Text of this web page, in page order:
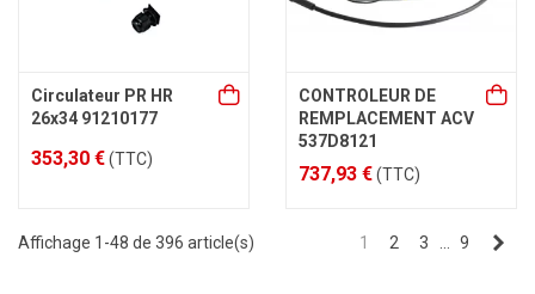
Circulateur PR HR
26x34 91210177
353,30 €(TTC)
CONTROLEUR DE
REMPLACEMENT ACV
537D8121
737,93 €(TTC)
Affichage 1-48 de 396 article(s) 1 2 3 9